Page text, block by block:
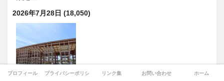
2026年7月28日 (18,050)
プロフィール プライバシーポリシー リンク集 お問い合わせ ホーム